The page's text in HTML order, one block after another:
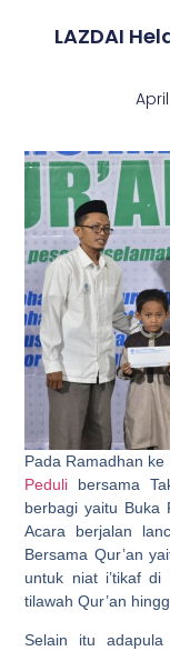
LAZDAI
Pada Ramadhan
Peduli bersama
berbagi yaitu Buka
Acara berjalan
Bersama Qur’an
untuk niat i’tikaf di
tilawah Qur’an
Selain itu adapula